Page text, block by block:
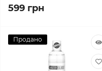
599 грн
Продано